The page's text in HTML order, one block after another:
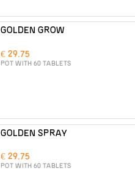
GOLDEN GROW
€ 29.75
POT WITH 60 TABLETS
GOLDEN SPRAY
€ 29.75
POT WITH 60 TABLETS